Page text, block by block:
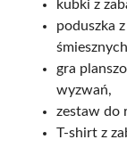
kubki z
poduszka
gra
wyzwań,
zestaw do
T-shirt z